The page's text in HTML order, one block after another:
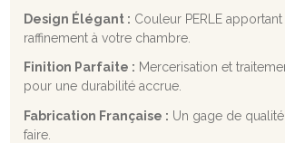
Design Élégant : Couleur PERLE
raffinement à votre chambre.
Finition Parfaite : Mercerisation et
pour une durabilité accrue.
Fabrication Française : Un gage de
faire.